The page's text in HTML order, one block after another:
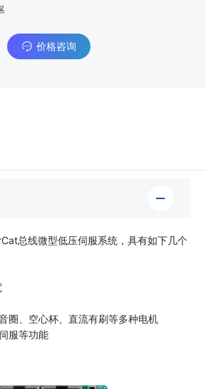
价格咨询
总线微型低压伺服系统，具有如下几个
圈、空心杯、直流有刷等多种电机
服等功能